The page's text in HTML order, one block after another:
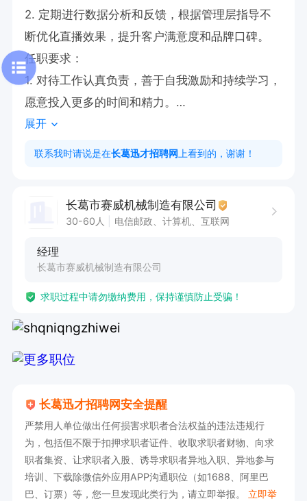
2. 定期进行数据分析和反馈，根据管理层指导不
断优化直播效果，提升客户满意度和品牌口碑。
任职要求：
1. 对待工作认真负责，善于自我激励和持续学习，
愿意投入更多的时间和精力。
2.形象好，语言表达能力强，会普通话
3.有直播带货经验优先录取
展开
联系我时请说是在长葛迅才招聘网 上看到的，谢谢！
长葛市赛威机械制造有限公司
30-60人 电信邮政、计算机、互联网
经理
长葛市赛威机械制造有限公司
求职过程中请勿缴纳费用，保持谨慎防止受骗！
长葛迅才招聘网安全提醒
严禁用人单位做出任何损害求职者合法权益的违法违规行
为，包括但不限于扣押求职者证件、收取求职者财物、向求
职者集资、让求职者入股、诱导求职者异地入职、异地参与
培训、下载除微信外应用APP沟通职位（如1688、阿里巴
巴、订票）等，您一旦发现此类行为，请立即举报。 立即举